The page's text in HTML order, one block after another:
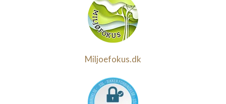
Miljoefokus.dk